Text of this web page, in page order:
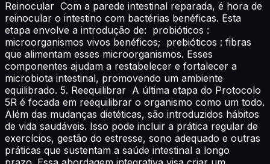
Reinocular Com a parede intestinal reparada, é hora de
reinocular o intestino com bactérias benéficas. Esta
etapa envolve a introdução de: probióticos :
microorganismos vivos benéficos; prebióticos : fibras
que alimentam esses microorganismos. Esses
componentes ajudam a restabelecer e fortalecer a
microbiota intestinal, promovendo um ambiente
equilibrado. 5. Reequilibrar A última etapa do Protocolo
5R é focada em reequilibrar o organismo como um todo.
Além das mudanças dietéticas, são introduzidos hábitos
de vida saudáveis. Isso pode incluir a prática regular de
exercícios, gestão do estresse, sono adequado e outras
práticas que sustentam a saúde intestinal a longo